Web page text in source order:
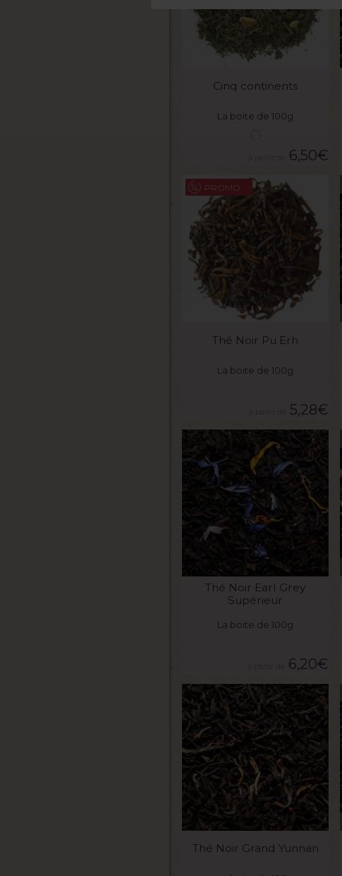
Cinq continents
La boite de 100g
6,50€
VOIR LE PRODUIT
PROMO
Thé Noir Pu Erh
La boite de 100g
5,28€
VOIR LE PRODUIT
Thé Noir Earl Grey
Supérieur
La boite de 100g
6,20€
VOIR LE PRODUIT
Thé Noir Grand Yunnan
VOIR LE PRODUIT